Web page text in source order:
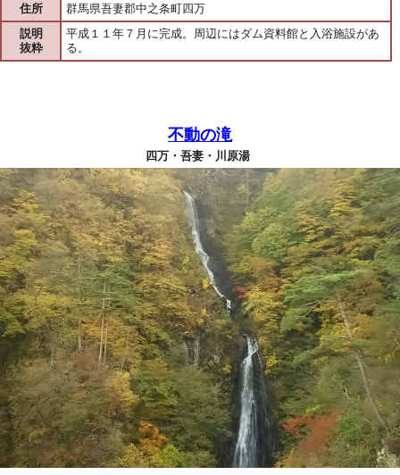
住所
群馬県吾妻郡中之条町四万
説明
抜粋
平成１１年７月に完成。周辺にはダム資料館と入浴施設があ
る。
不動の滝
四万・吾妻・川原湯